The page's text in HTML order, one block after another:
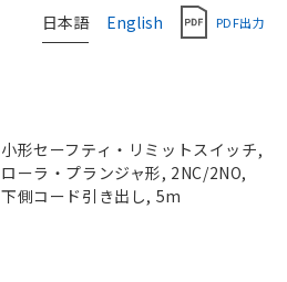
日本語 English PDF出力
小形セーフティ・リミットスイッチ,
ローラ・プランジャ形, 2NC/2NO,
下側コード引き出し, 5m